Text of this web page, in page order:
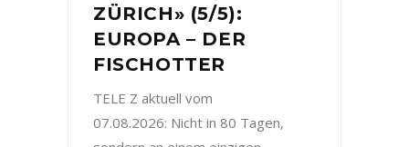
ZÜRICH» (5/5):
EUROPA – DER
FISCHOTTER
TELE Z aktuell vom
07.08.2026: Nicht in 80 Tagen,